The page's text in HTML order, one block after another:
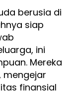
berusia di
siap
ini
Mereka
mengejar
finansial